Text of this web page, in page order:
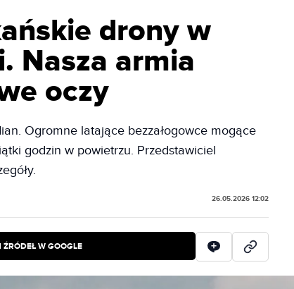
drony w
Nasza armia
oczy
Ogromne latające bezzałogowce mogące
godzin w powietrzu. Przedstawiciel
26.05.2026 12:02
W GOOGLE